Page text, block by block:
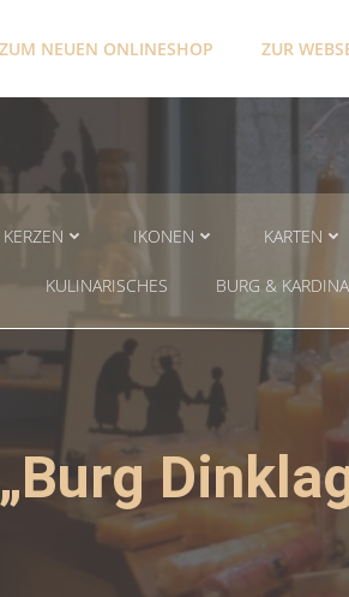
ZUM NEUEN ONLINESHOP ZUR
KERZEN IKONEN KARTEN
KULINARISCHES BURG &